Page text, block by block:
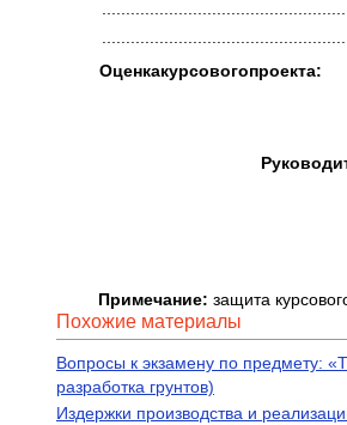
Оценкакурсовогопроекта
Примечание:защита
Похожие материалы
Вопросы к экзамену по предмету:
разработка грунтов)
Издержки производства и